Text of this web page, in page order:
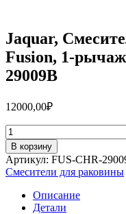
Jaquar,
Fusion, 1-
29009B
12000,00₽
Количество
товара
Jaquar,
Смеситель
для
раковины
Fusion,
В корзину
Артикул: FUS-CHR-
Смесители для раковины
Описание
Детали